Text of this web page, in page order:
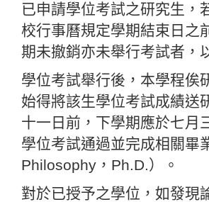
已申請學位考試之研究生，
校行事曆規定學期結束日之
期未撤銷亦未舉行考試者，
學位考試舉行後，本學程俟
始得將該生學位考試成績送
十一日前，下學期應於七月
學位考試通過並完成相關畢
Philosophy，Ph.D.）。
對於已授予之學位，如發現